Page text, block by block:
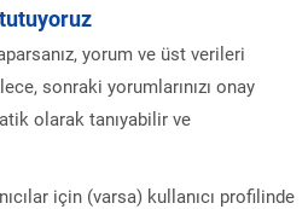
yorum ve üst verileri
sonraki yorumlarınızı onay
olarak tanıyabilir ve
için (varsa) kullanıcı profilinde